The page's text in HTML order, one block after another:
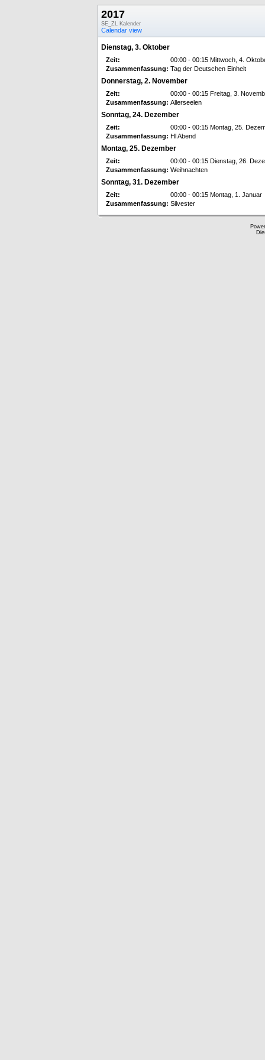
2017
SE_ZL Kalender
Calendar view
Dienstag, 3. Oktober
Zeit:
00:00 - 00:15 Mittwoch, 4.
Zusammenfassung: Tag der Deutschen Einheit
Donnerstag, 2. November
Zeit:
00:00 - 00:15 Freitag, 3.
Zusammenfassung: Allerseelen
Sonntag, 24. Dezember
Zeit:
00:00 - 00:15 Montag, 25.
Zusammenfassung: Hl Abend
Montag, 25. Dezember
Zeit:
00:00 - 00:15 Dienstag, 26.
Zusammenfassung: Weihnachten
Sonntag, 31. Dezember
Zeit:
00:00 - 00:15 Montag, 1. Januar
Zusammenfassung: Silvester